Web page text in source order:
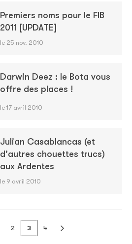
Premiers noms pour le FIB
2011 [UPDATE]
le 25 nov. 2010
Darwin Deez : le Bota vous
offre des places !
le 17 avril 2010
Julian Casablancas (et
d'autres chouettes trucs)
aux Ardentes
le 9 avril 2010
2 3 4